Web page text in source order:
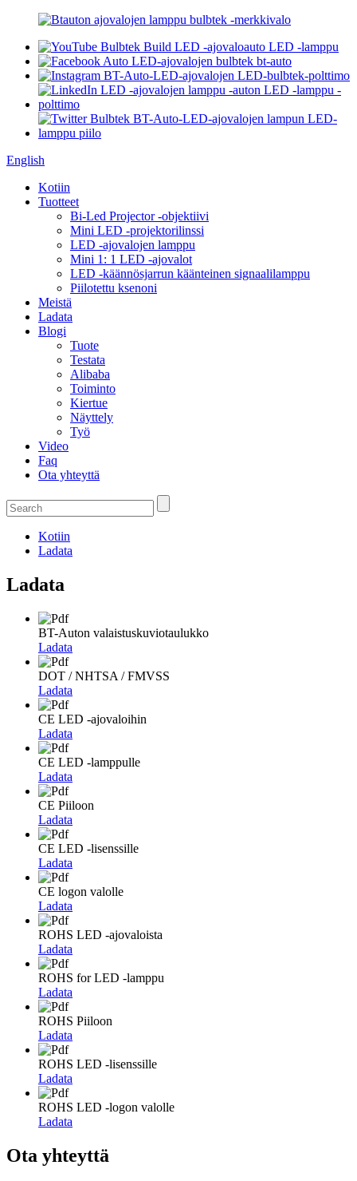
English
Kotiin
Tuotteet
Bi-Led Projector -objektiivi
Mini LED -projektorilinssi
LED -ajovalojen lamppu
Mini 1: 1 LED -ajovalot
LED -käännösjarrun käänteinen signaalilamppu
Piilotettu ksenoni
Meistä
Ladata
Blogi
Tuote
Testata
Alibaba
Toiminto
Kiertue
Näyttely
Työ
Video
Faq
Ota yhteyttä
Kotiin
Ladata
Ladata
BT-Auton valaistuskuviotaulukko
Ladata
DOT / NHTSA / FMVSS
Ladata
CE LED -ajovaloihin
Ladata
CE LED -lamppulle
Ladata
CE Piiloon
Ladata
CE LED -lisenssille
Ladata
CE logon valolle
Ladata
ROHS LED -ajovaloista
Ladata
ROHS for LED -lamppu
Ladata
ROHS Piiloon
Ladata
ROHS LED -lisenssille
Ladata
ROHS LED -logon valolle
Ladata
Ota yhteyttä